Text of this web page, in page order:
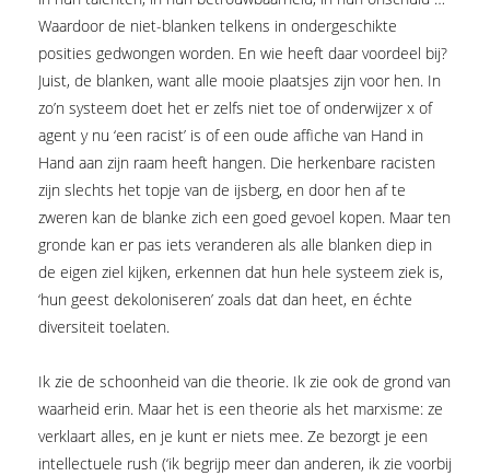
Waardoor de niet-blanken telkens in ondergeschikte
posities gedwongen worden. En wie heeft daar voordeel bij?
Juist, de blanken, want alle mooie plaatsjes zijn voor hen. In
zo’n systeem doet het er zelfs niet toe of onderwijzer x of
agent y nu ‘een racist’ is of een oude affiche van Hand in
Hand aan zijn raam heeft hangen. Die herkenbare racisten
zijn slechts het topje van de ijsberg, en door hen af te
zweren kan de blanke zich een goed gevoel kopen. Maar ten
gronde kan er pas iets veranderen als alle blanken diep in
de eigen ziel kijken, erkennen dat hun hele systeem ziek is,
‘hun geest dekoloniseren’ zoals dat dan heet, en échte
diversiteit toelaten.
Ik zie de schoonheid van die theorie. Ik zie ook de grond van
waarheid erin. Maar het is een theorie als het marxisme: ze
verklaart alles, en je kunt er niets mee. Ze bezorgt je een
intellectuele rush (‘ik begrijp meer dan anderen, ik zie voorbij